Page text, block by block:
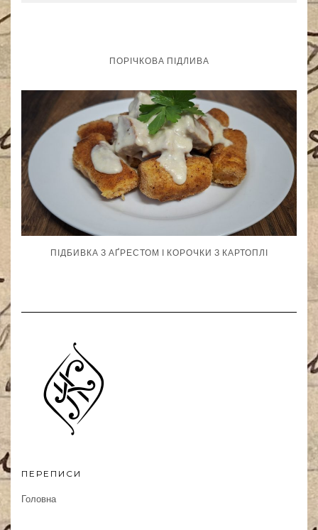
ПОРІЧКОВА ПІДЛИВА
ПІДБИВКА З АҐРЕСТОМ І КОРОЧКИ З КАРТОПЛІ
ПЕРЕПИСИ
Головна